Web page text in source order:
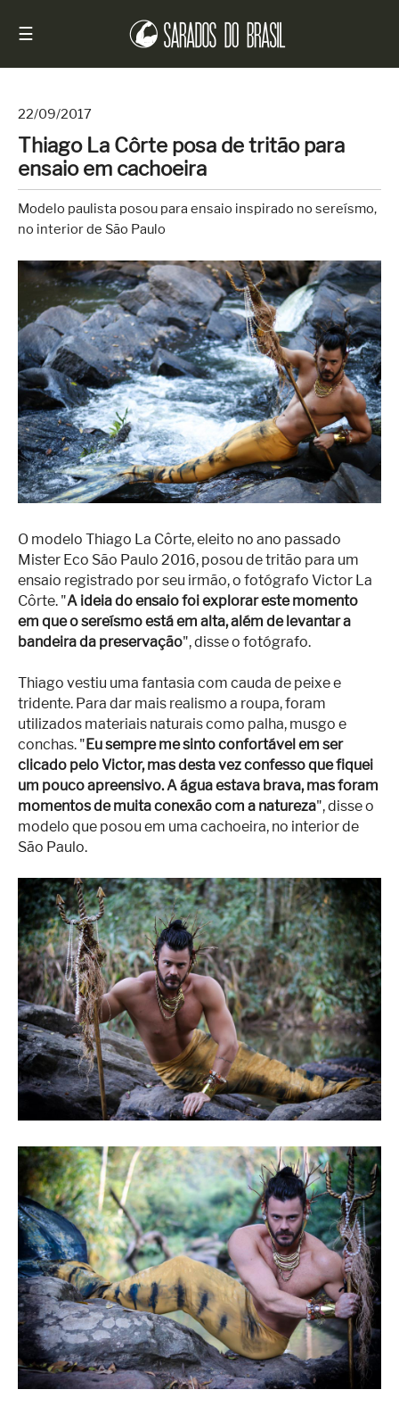
☰
Início
Notícias
Sarados
do
Entrevistas
Antes
e
Depois
Superação
Fisiculturismo
Anabolizantes
Suplementação
Alimentação
Treino
Saúde
Ensaios
Concursos
Moda
Praia
Contato
22/09/2017
Thiago La Côrte posa de tritão para
ensaio em cachoeira
Modelo paulista posou para ensaio inspirado no sereísmo,
no interior de São Paulo
O modelo Thiago La Côrte, eleito no ano passado
Mister Eco São Paulo 2016, posou de tritão para um
ensaio registrado por seu irmão, o fotógrafo Victor La
Côrte. "A ideia do ensaio foi explorar este momento
em que o sereísmo está em alta, além de levantar a
bandeira da preservação", disse o fotógrafo.
Thiago vestiu uma fantasia com cauda de peixe e
tridente. Para dar mais realismo a roupa, foram
utilizados materiais naturais como palha, musgo e
conchas. "Eu sempre me sinto confortável em ser
clicado pelo Victor, mas desta vez confesso que fiquei
um pouco apreensivo. A água estava brava, mas foram
momentos de muita conexão com a natureza", disse o
modelo que posou em uma cachoeira, no interior de
São Paulo.